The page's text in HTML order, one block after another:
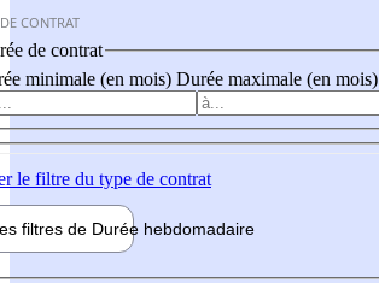
CONTRAT
de contrat
minimale (en mois) Durée maximale (en mois)
le filtre du type de contrat
filtres de Durée hebdomadaire